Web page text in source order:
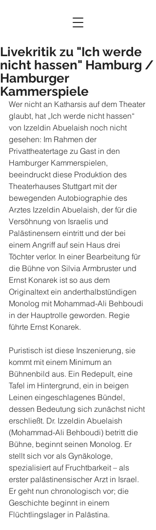
Livekritik zu "Ich werde
nicht hassen" Hamburg /
Hamburger
Kammerspiele
Wer nicht an Katharsis auf dem Theater
glaubt, hat „Ich werde nicht hassen“
von Izzeldin Abuelaish noch nicht
gesehen: Im Rahmen der
Privattheatertage zu Gast in den
Hamburger Kammerspielen,
beeindruckt diese Produktion des
Theaterhauses Stuttgart mit der
bewegenden Autobiographie des
Arztes Izzeldin Abuelaish, der für die
Versöhnung von Israelis und
Palästinensern eintritt und der bei
einem Angriff auf sein Haus drei
Töchter verlor. In einer Bearbeitung für
die Bühne von Silvia Armbruster und
Ernst Konarek ist so aus dem
Originaltext ein anderthalbstündigen
Monolog mit Mohammad-Ali Behboudi
in der Hauptrolle geworden. Regie
führte Ernst Konarek.
Puristisch ist diese Inszenierung, sie
kommt mit einem Minimum an
Bühnenbild aus. Ein Redepult, eine
Tafel im Hintergrund, ein in beigen
Leinen eingeschlagenes Bündel,
dessen Bedeutung sich zunächst nicht
erschließt. Dr. Izzeldin Abuelaish
(Mohammad-Ali Behboudi) betritt die
Bühne, beginnt seinen Monolog. Er
stellt sich vor als Gynäkologe,
spezialisiert auf Fruchtbarkeit – als
erster palästinensischer Arzt in Israel.
Er geht nun chronologisch vor; die
Geschichte beginnt in einem
Flüchtlingslager in Palästina.